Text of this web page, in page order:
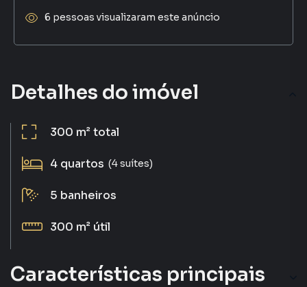
Detalhes do imóvel
300 m²total
4 quartos (4 suítes)
5 banheiros
300 m² útil
Características principais
6 pessoas visualizaram este anúncio